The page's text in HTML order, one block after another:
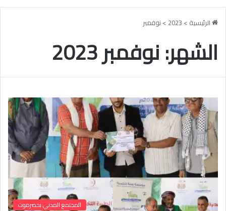
الرئيسية >
2023
> نوفمبر
الشهر:نوفمبر 2023
المجتمع المدني بحضرموت